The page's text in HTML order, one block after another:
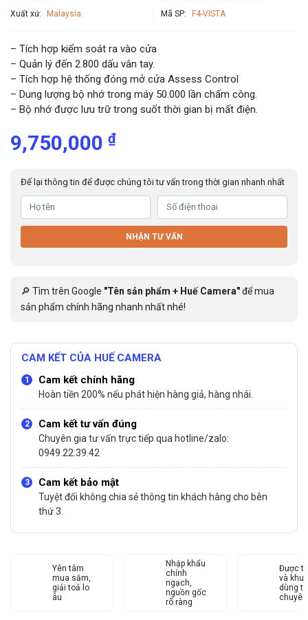
Xuất xứ: Malaysia Mã SP: F4-VISTA
– Tích hợp kiểm soát ra vào cửa
– Quản lý đến 2.800 dấu vân tay.
– Tích hợp hệ thống đóng mở cửa Assess Control
– Dung lượng bộ nhớ trong máy 50.000 lần chấm công.
– Bộ nhớ được lưu trữ trong suốt thời gian bị mất điện.
9,750,000 ₫
Để lại thông tin để được chúng tôi tư vấn trong thời gian nhanh nhất
NHẬN TƯ VẤN
🔎 Tìm trên Google "Tên sản phẩm + Huế Camera"để mua
sản phẩm chính hãng nhanh nhất nhé!
CAM KẾT CỦA HUẾ CAMERA
Cam kết chính hãng
Hoàn tiền 200% nếu phát hiện hàng giả, hàng nhái.
Cam kết tư vấn đúng
Chuyên gia tư vấn trực tiếp qua hotline/zalo:
0949.22.39.42
Cam kết bảo mật
Tuyệt đối không chia sẻ thông tin khách hàng cho bên
thứ 3.
Yên tâm
mua sắm,
giải toả lo
âu
Nhập khẩu
chính
ngạch,
nguồn gốc
rõ ràng
Được
và
dùng từ